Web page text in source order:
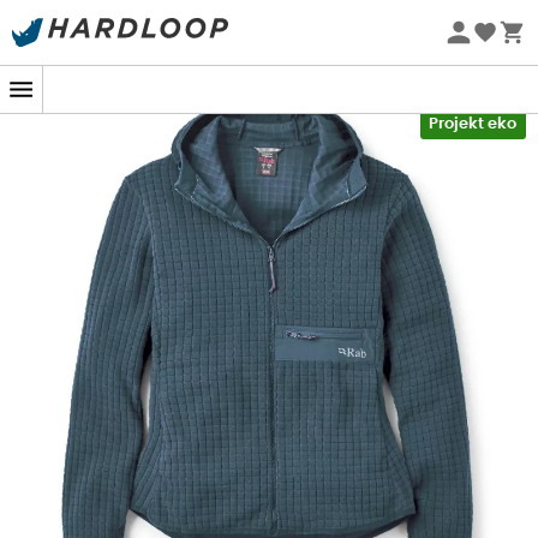
Letnie promocje 🔥 -5% DODATKOWO przy zakupie 2
Projekt eko
Na krętym szlaku lub naprzeciw skalnej ściany,
Ramshaw Hoody od Rab staje się Twoim niezawodnym
sojusznikiem. Zaprojektowana dla nieustraszonych
podróżniczek, tabluza polarowa z kapturem dlakobiet